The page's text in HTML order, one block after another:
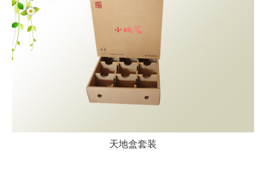
天地盒套装